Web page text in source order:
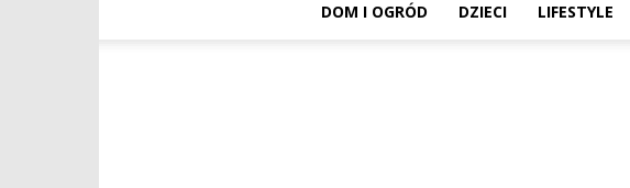
DOM I OGRÓD DZIECI LIFESTYLE